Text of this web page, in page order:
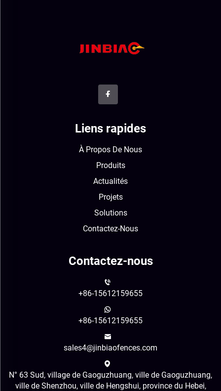
Liens rapides
À Propos De Nous
Produits
Actualités
Projets
Solutions
Contactez-Nous
Contactez-nous
+86-15612159655
+86-15612159655
sales4@jinbiaofences.com
N° 63 Sud, village de Gaoguzhuang, ville de Gaoguzhuang,
ville de Shenzhou, ville de Hengshui, province du Hebei,